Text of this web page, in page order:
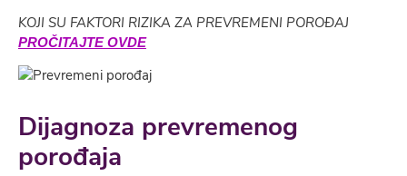
KOJI SU FAKTORI RIZIKA ZA PREVREMENI POROĐAJ
PROČITAJTE OVDE
Dijagnoza prevremenog
porođaja